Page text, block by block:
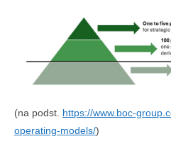
(na podst. https://www.boc-
operating-models/)